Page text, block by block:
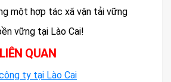
một hợp tác xã vận tải vững
vững tại Lào Cai!
QUAN
ty tại Lào Cai